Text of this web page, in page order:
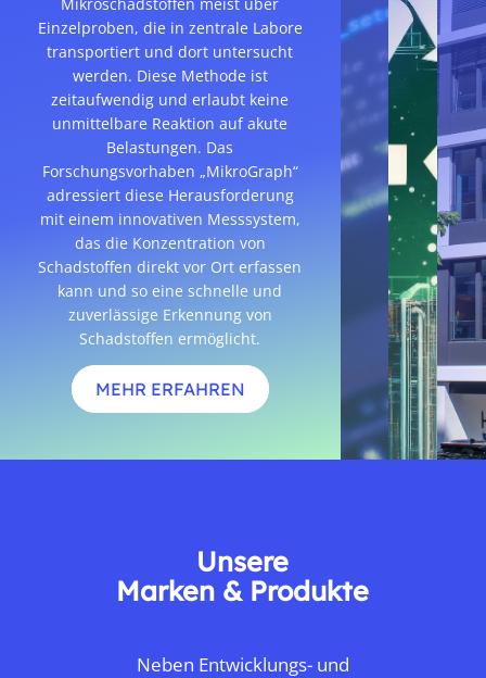
Einzelproben, die in zentrale Labore
transportiert und dort untersucht
werden. Diese Methode ist
zeitaufwendig und erlaubt keine
unmittelbare Reaktion auf akute
Belastungen. Das
Forschungsvorhaben „MikroGraph“
adressiert diese Herausforderung
mit einem innovativen Messsystem,
das die Konzentration von
Schadstoffen direkt vor Ort erfassen
kann und so eine schnelle und
zuverlässige Erkennung von
Schadstoffen ermöglicht.
MEHR ERFAHREN
Unsere
Marken & Produkte
Neben Entwicklungs- und